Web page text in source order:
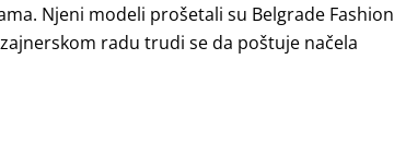
Njeni modeli prošetali su Belgrade Fashion
radu trudi se da poštuje načela